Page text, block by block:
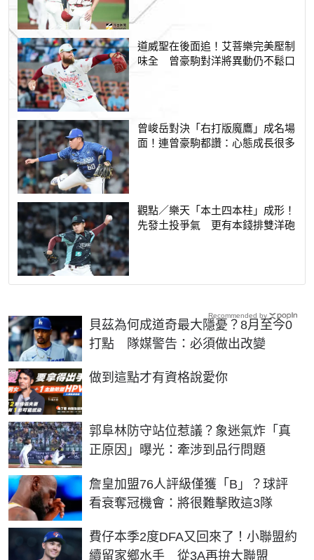
道威聖在後面追！艾菩樂完美壓制
味全 曾豪駒對洋將異動仍不鬆口
曾峻岳對決「右打版魔鷹」成名場
面！連曾豪駒都讚：心態成長很多
觀點／樂天「本土四本柱」成形！
先發土投爭氣 更有本錢排雙洋砲
貝茲為何成道奇最大隱憂？8月至今0
打點 隊媒警告：必須做出改變
做到這點才有資格說愛你
PR
郭阜林防守站位惹議？象迷氣炸「真
正原因」曝光：牽涉到品行問題
詹皇加盟76人評級僅獲「B」？球評
看衰奪冠機會：將很難擊敗這3隊
費仔本季2度DFA又回來了！小聯盟約
續留家鄉水手 從3A再拚大聯盟
Recommended by